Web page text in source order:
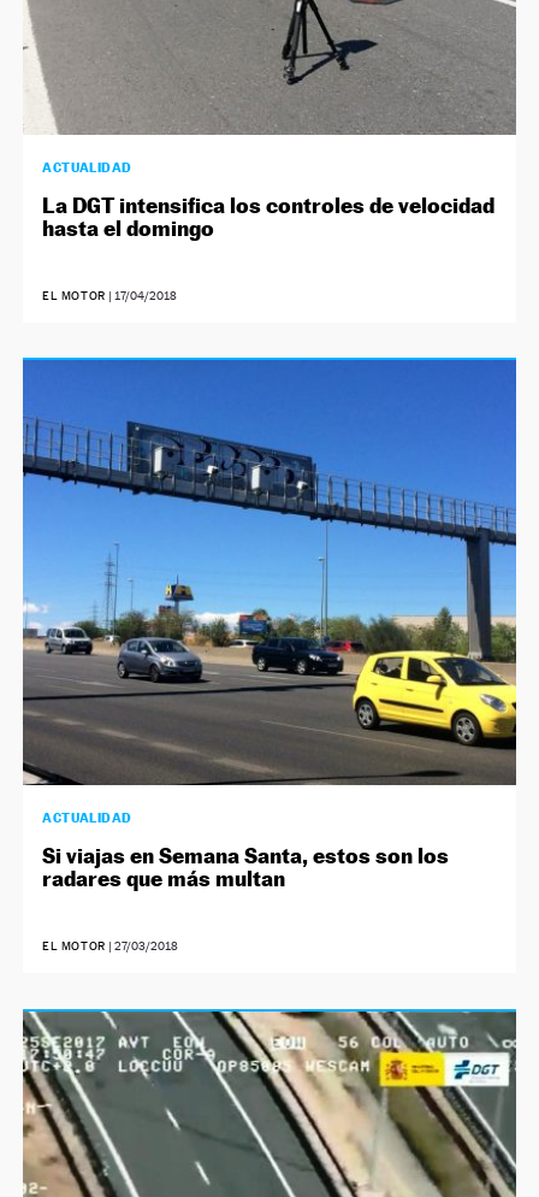
ACTUALIDAD
La DGT intensifica los controles de velocidad
hasta el domingo
EL MOTOR | 17/04/2018
ACTUALIDAD
Si viajas en Semana Santa, estos son los
radares que más multan
EL MOTOR | 27/03/2018